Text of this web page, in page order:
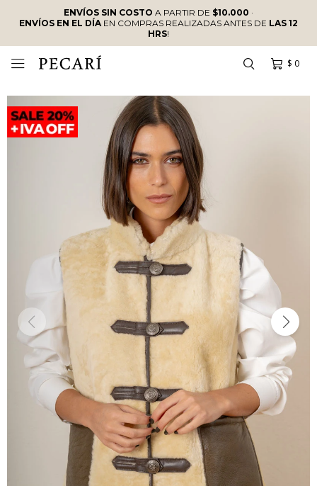
ENVÍOS SIN COSTO A PARTIR DE $10.000 ·
ENVÍOS EN EL DÍAEN COMPRAS REALIZADAS ANTES DE LAS 12
HRS!
$ 0
